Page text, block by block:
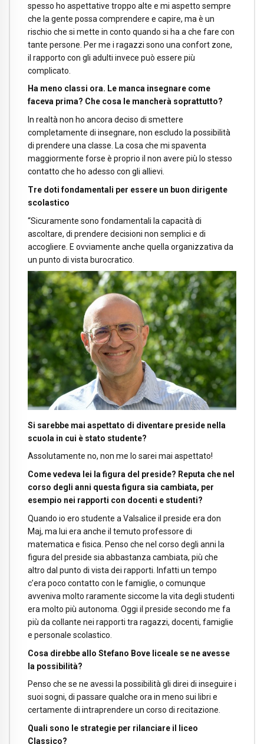
spesso ho aspettative troppo alte e mi aspetto sempre
che la gente possa comprendere e capire, ma è un
rischio che si mette in conto quando si ha a che fare con
tante persone. Per me i ragazzi sono una confort zone,
il rapporto con gli adulti invece può essere più
complicato.
Ha meno classi ora. Le manca insegnare come
faceva prima? Che cosa le mancherà soprattutto?
In realtà non ho ancora deciso di smettere
completamente di insegnare, non escludo la possibilità
di prendere una classe. La cosa che mi spaventa
maggiormente forse è proprio il non avere più lo stesso
contatto che ho adesso con gli allievi.
Tre doti fondamentali per essere un buon dirigente
scolastico
“Sicuramente sono fondamentali la capacità di
ascoltare, di prendere decisioni non semplici e di
accogliere. E ovviamente anche quella organizzativa da
un punto di vista burocratico.
Si sarebbe mai aspettato di diventare preside nella
scuola in cui è stato studente?
Assolutamente no, non me lo sarei mai aspettato!
Come vedeva lei la figura del preside? Reputa che nel
corso degli anni questa figura sia cambiata, per
esempio nei rapporti con docenti e studenti?
Quando io ero studente a Valsalice il preside era don
Maj, ma lui era anche il temuto professore di
matematica e fisica. Penso che nel corso degli anni la
figura del preside sia abbastanza cambiata, più che
altro dal punto di vista dei rapporti. Infatti un tempo
c’era poco contatto con le famiglie, o comunque
avveniva molto raramente siccome la vita degli studenti
era molto più autonoma. Oggi il preside secondo me fa
più da collante nei rapporti tra ragazzi, docenti, famiglie
e personale scolastico.
Cosa direbbe allo Stefano Bove liceale se ne avesse
la possibilità?
Penso che se ne avessi la possibilità gli direi di inseguire i
suoi sogni, di passare qualche ora in meno sui libri e
certamente di intraprendere un corso di recitazione.
Quali sono le strategie per rilanciare il liceo
Classico?